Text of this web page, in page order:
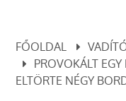
FŐOLDAL
PROVOKÁLT
ELTÖRTE NÉGY